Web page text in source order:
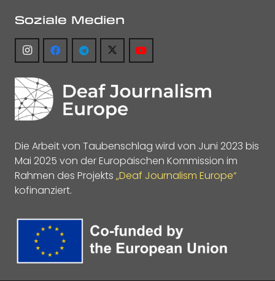
Soziale Medien
Die Arbeit von Taubenschlag wird von Juni 2023 bis
Mai 2025 von der Europäischen Kommission im
Rahmen des Projekts „Deaf Journalism Europe“
kofinanziert.